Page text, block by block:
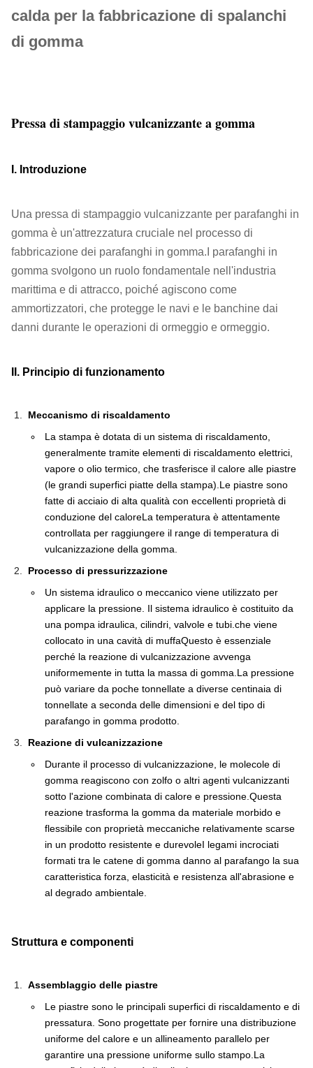
calda per la fabbricazione di spalanchi
di gomma
Pressa di stampaggio vulcanizzante a gomma
I. Introduzione
Una pressa di stampaggio vulcanizzante per parafanghi in
gomma è un'attrezzatura cruciale nel processo di
fabbricazione dei parafanghi in gomma.I parafanghi in
gomma svolgono un ruolo fondamentale nell'industria
marittima e di attracco, poiché agiscono come
ammortizzatori, che protegge le navi e le banchine dai
danni durante le operazioni di ormeggio e ormeggio.
II. Principio di funzionamento
Meccanismo di riscaldamento
La stampa è dotata di un sistema di riscaldamento,
generalmente tramite elementi di riscaldamento elettrici,
vapore o olio termico, che trasferisce il calore alle piastre
(le grandi superfici piatte della stampa).Le piastre sono
fatte di acciaio di alta qualità con eccellenti proprietà di
conduzione del caloreLa temperatura è attentamente
controllata per raggiungere il range di temperatura di
vulcanizzazione della gomma.
Processo di pressurizzazione
Un sistema idraulico o meccanico viene utilizzato per
applicare la pressione. Il sistema idraulico è costituito da
una pompa idraulica, cilindri, valvole e tubi.che viene
collocato in una cavità di muffaQuesto è essenziale
perché la reazione di vulcanizzazione avvenga
uniformemente in tutta la massa di gomma.La pressione
può variare da poche tonnellate a diverse centinaia di
tonnellate a seconda delle dimensioni e del tipo di
parafango in gomma prodotto.
Reazione di vulcanizzazione
Durante il processo di vulcanizzazione, le molecole di
gomma reagiscono con zolfo o altri agenti vulcanizzanti
sotto l'azione combinata di calore e pressione.Questa
reazione trasforma la gomma da materiale morbido e
flessibile con proprietà meccaniche relativamente scarse
in un prodotto resistente e durevoleI legami incrociati
formati tra le catene di gomma danno al parafango la sua
caratteristica forza, elasticità e resistenza all'abrasione e
al degrado ambientale.
Struttura e componenti
Assemblaggio delle piastre
Le piastre sono le principali superfici di riscaldamento e di
pressatura. Sono progettate per fornire una distribuzione
uniforme del calore e un allineamento parallelo per
garantire una pressione uniforme sullo stampo.La